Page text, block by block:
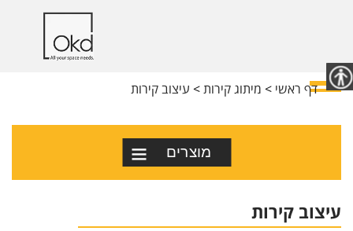
עיצוב קירות <מיתוג קירות < דף ראשי
עיצוב קירות
מוצרים